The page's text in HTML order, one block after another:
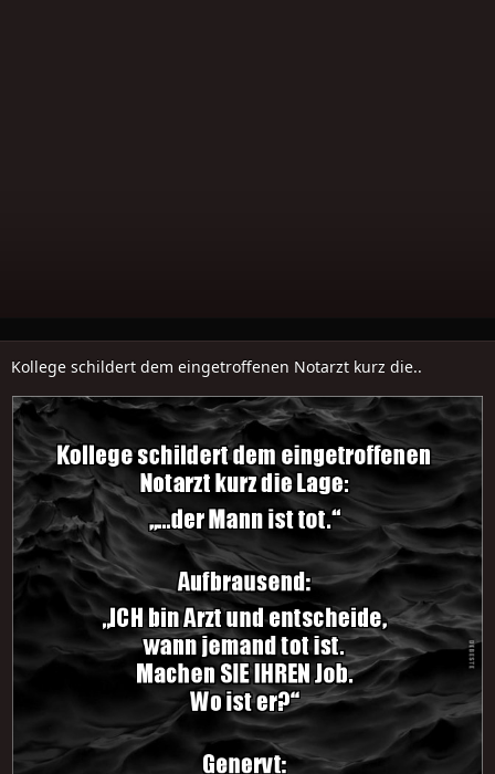
Kollege schildert dem eingetroffenen Notarzt kurz die..